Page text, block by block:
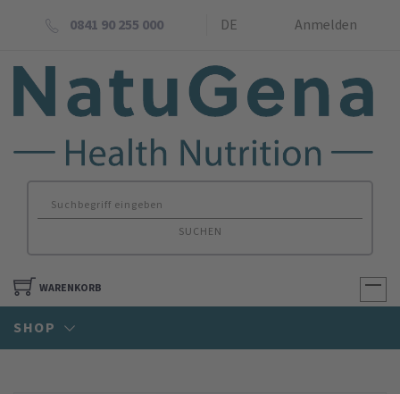
0841 90 255 000 DE Anmelden
SUCHEN
WARENKORB
SHOP